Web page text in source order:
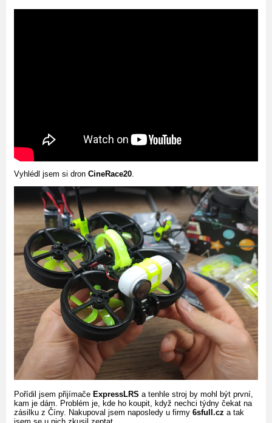
Vyhlédl jsem si dron CineRace20
Pořídil jsem přijímače ExpressLRS a tenhle stroj by mohl být první,
kam je dám. Problém je, kde ho koupit, když nechci týdny čekat na
zásilku z Číny. Nakupoval jsem naposledy u firmy 6sfull.cz a tak